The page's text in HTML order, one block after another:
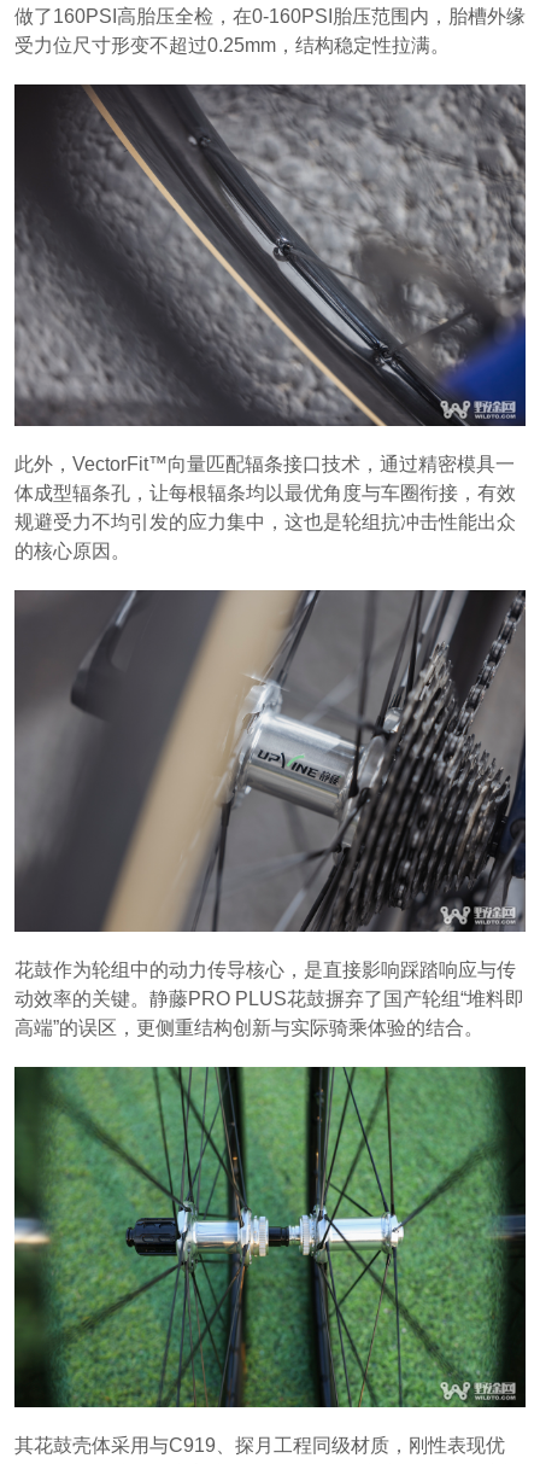
做了160PSI高胎压全检，在0-160PSI胎压范围内，胎槽外缘
受力位尺寸形变不超过0.25mm，结构稳定性拉满。
此外，VectorFit™向量匹配辐条接口技术，通过精密模具一
体成型辐条孔，让每根辐条均以最优角度与车圈衔接，有效
规避受力不均引发的应力集中，这也是轮组抗冲击性能出众
的核心原因。
花鼓作为轮组中的动力传导核心，是直接影响踩踏响应与传
动效率的关键。静藤PRO PLUS花鼓摒弃了国产轮组“堆料即
高端”的误区，更侧重结构创新与实际骑乘体验的结合。
其花鼓壳体采用与C919、探月工程同级材质，刚性表现优